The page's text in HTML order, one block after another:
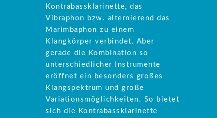
Kontrabassklarinette, das
Vibraphon bzw. alternierend das
Marimbaphon zu einem
Klangkörper verbindet. Aber
gerade die Kombination so
unterschiedlicher Instrumente
eröffnet ein besonders großes
Klangspektrum und große
Variationsmöglichkeiten. So bietet
sich die Kontrabassklarinette